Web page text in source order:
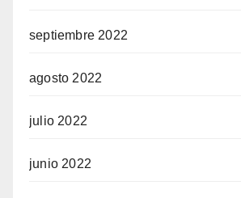
septiembre 2022
agosto 2022
julio 2022
junio 2022